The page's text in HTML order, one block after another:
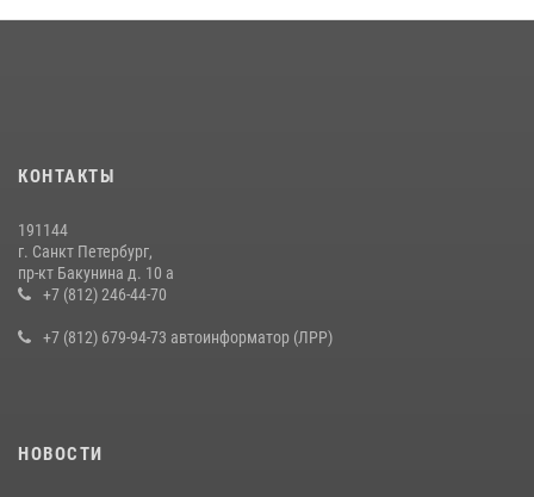
на III Международном петербургском цифровом форуме
В Ленобласти сотрудники Росгвардии провели встречу с
воспитанниками детского клуба «Умные каникулы»
КОНТАКТЫ
191144
г. Санкт Петербург,
пр-кт Бакунина д. 10 а
+7 (812) 246-44-70
+7 (812) 679-94-73 автоинформатор (ЛРР)
НОВОСТИ